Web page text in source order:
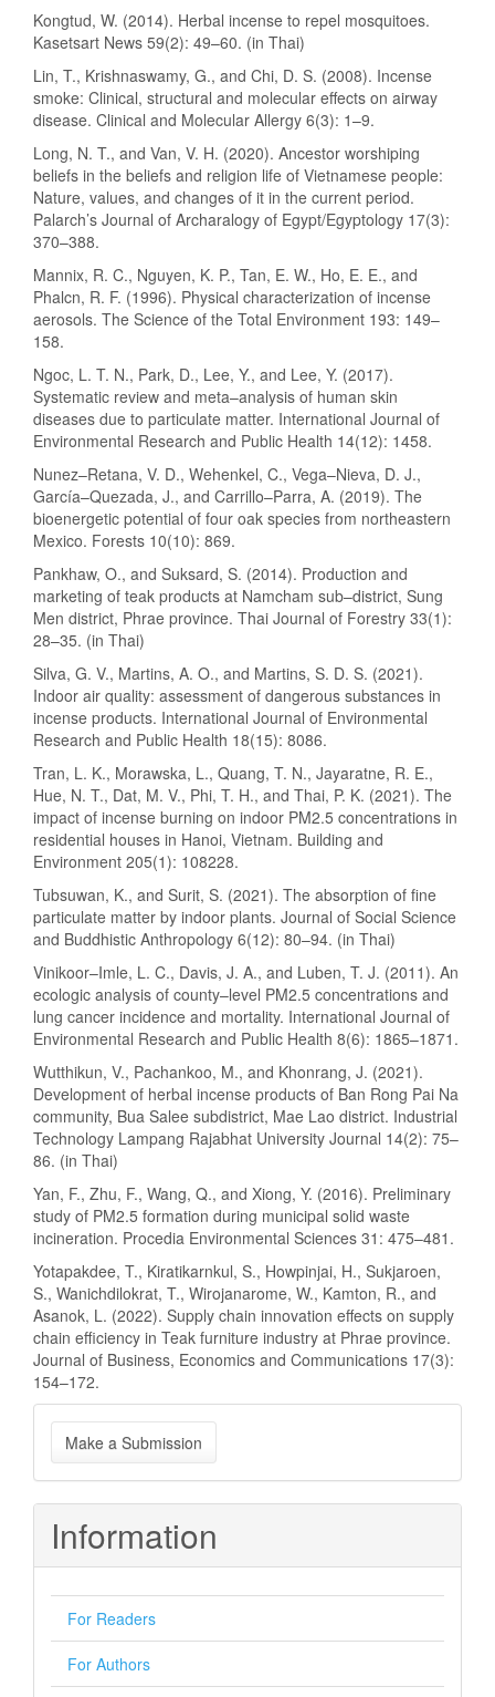
Kongtud, W. (2014). Herbal incense to repel mosquitoes.
Kasetsart News 59(2): 49–60. (in Thai)
Lin, T., Krishnaswamy, G., and Chi, D. S. (2008). Incense
smoke: Clinical, structural and molecular effects on airway
disease. Clinical and Molecular Allergy 6(3): 1–9.
Long, N. T., and Van, V. H. (2020). Ancestor worshiping
beliefs in the beliefs and religion life of Vietnamese people:
Nature, values, and changes of it in the current period.
Palarch’s Journal of Archaralogy of Egypt/Egyptology 17(3):
370–388.
Mannix, R. C., Nguyen, K. P., Tan, E. W., Ho, E. E., and
Phalcn, R. F. (1996). Physical characterization of incense
aerosols. The Science of the Total Environment 193: 149–
158.
Ngoc, L. T. N., Park, D., Lee, Y., and Lee, Y. (2017).
Systematic review and meta–analysis of human skin
diseases due to particulate matter. International Journal of
Environmental Research and Public Health 14(12): 1458.
Nunez–Retana, V. D., Wehenkel, C., Vega–Nieva, D. J.,
García–Quezada, J., and Carrillo–Parra, A. (2019). The
bioenergetic potential of four oak species from northeastern
Mexico. Forests 10(10): 869.
Pankhaw, O., and Suksard, S. (2014). Production and
marketing of teak products at Namcham sub–district, Sung
Men district, Phrae province. Thai Journal of Forestry 33(1):
28–35. (in Thai)
Silva, G. V., Martins, A. O., and Martins, S. D. S. (2021).
Indoor air quality: assessment of dangerous substances in
incense products. International Journal of Environmental
Research and Public Health 18(15): 8086.
Tran, L. K., Morawska, L., Quang, T. N., Jayaratne, R. E.,
Hue, N. T., Dat, M. V., Phi, T. H., and Thai, P. K. (2021). The
impact of incense burning on indoor PM2.5 concentrations in
residential houses in Hanoi, Vietnam. Building and
Environment 205(1): 108228.
Tubsuwan, K., and Surit, S. (2021). The absorption of fine
particulate matter by indoor plants. Journal of Social Science
and Buddhistic Anthropology 6(12): 80–94. (in Thai)
Vinikoor–Imle, L. C., Davis, J. A., and Luben, T. J. (2011). An
ecologic analysis of county–level PM2.5 concentrations and
lung cancer incidence and mortality. International Journal of
Environmental Research and Public Health 8(6): 1865–1871.
Wutthikun, V., Pachankoo, M., and Khonrang, J. (2021).
Development of herbal incense products of Ban Rong Pai Na
community, Bua Salee subdistrict, Mae Lao district. Industrial
Technology Lampang Rajabhat University Journal 14(2): 75–
86. (in Thai)
Yan, F., Zhu, F., Wang, Q., and Xiong, Y. (2016). Preliminary
study of PM2.5 formation during municipal solid waste
incineration. Procedia Environmental Sciences 31: 475–481.
Yotapakdee, T., Kiratikarnkul, S., Howpinjai, H., Sukjaroen,
S., Wanichdilokrat, T., Wirojanarome, W., Kamton, R., and
Asanok, L. (2022). Supply chain innovation effects on supply
chain efficiency in Teak furniture industry at Phrae province.
Journal of Business, Economics and Communications 17(3):
154–172.
Make
a
Submission
Make a Submission
Information
For Readers
For Authors